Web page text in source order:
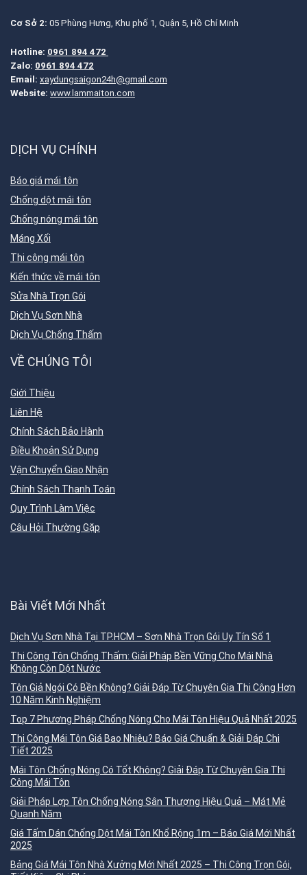
Cơ Sở 2: 05 Phùng Hưng, Khu phố 1, Quận 5, Hồ Chí Minh
Hotline: 0961 894 472
Zalo: 0961 894 472
Email: xaydungsaigon24h@gmail.com
Website: www.lammaiton.com
DỊCH VỤ CHÍNH
Báo giá mái tôn
Chống dột mái tôn
Chống nóng mái tôn
Máng Xối
Thi công mái tôn
Kiến thức về mái tôn
Sửa Nhà Trọn Gói
Dịch Vụ Sơn Nhà
Dịch Vụ Chống Thấm
VỀ CHÚNG TÔI
Giới Thiệu
Liên Hệ
Chính Sách Bảo Hành
Điều Khoản Sử Dụng
Vận Chuyển Giao Nhận
Chính Sách Thanh Toán
Quy Trình Làm Việc
Câu Hỏi Thường Gặp
Bài Viết Mới Nhất
Dịch Vụ Sơn Nhà Tại TP.HCM – Sơn Nhà Trọn Gói Uy Tín Số 1
Thi Công Tôn Chống Thấm: Giải Pháp Bền Vững Cho Mái Nhà
Không Còn Dột Nước
Tôn Giả Ngói Có Bền Không? Giải Đáp Từ Chuyên Gia Thi Công Hơn
10 Năm Kinh Nghiệm
Top 7 Phương Pháp Chống Nóng Cho Mái Tôn Hiệu Quả Nhất 2025
Thi Công Mái Tôn Giá Bao Nhiêu? Báo Giá Chuẩn & Giải Đáp Chi
Tiết 2025
Mái Tôn Chống Nóng Có Tốt Không? Giải Đáp Từ Chuyên Gia Thi
Công Mái Tôn
Giải Pháp Lợp Tôn Chống Nóng Sân Thượng Hiệu Quả – Mát Mẻ
Quanh Năm
Giá Tấm Dán Chống Dột Mái Tôn Khổ Rộng 1m – Báo Giá Mới Nhất
2025
Bảng Giá Mái Tôn Nhà Xưởng Mới Nhất 2025 – Thi Công Trọn Gói,